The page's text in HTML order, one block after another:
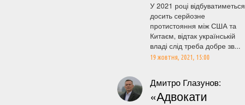
У 2021 році відбуватиметься
досить серйозне
протистояння між США та
Китаєм, відтак українській
владі слід треба добре зв...
19 жовтня, 2021, 15:00
Дмитро Глазунов:
«Адвокати